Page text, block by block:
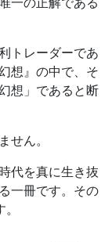
トレーダーであ
想』の中で、そ
想」であると断
せん。
代を真に生き抜
一冊です。その